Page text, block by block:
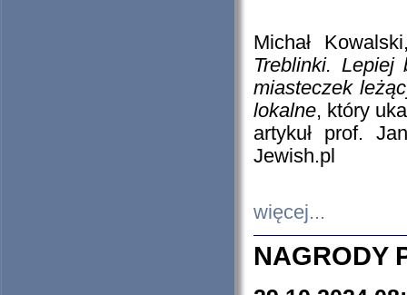
Michał
Treblinki. Lepiej
miasteczek
lokalne, który
artykuł prof.
Jewish.pl
więcej...
NAGRODY